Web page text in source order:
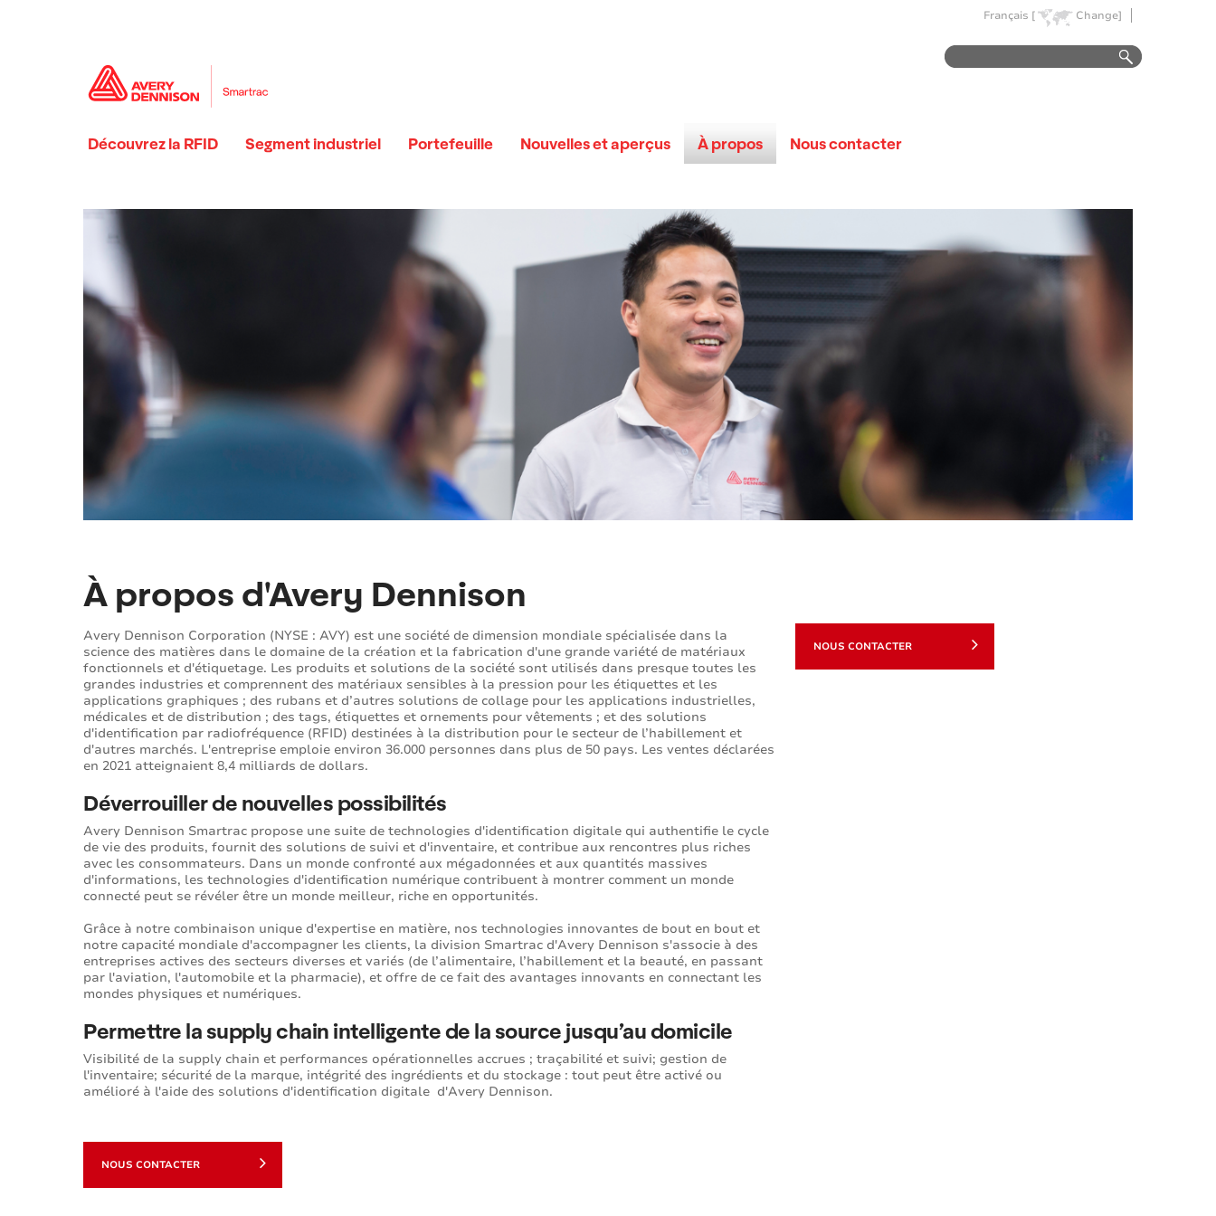
Français [ Change]
Découvrez la RFID Segment industriel Portefeuille Nouvelles et aperçus À propos Nous contacter
À propos d'Avery Dennison
Avery Dennison Corporation (NYSE : AVY) est une société de dimension mondiale spécialisée dans la
science des matières dans le domaine de la création et la fabrication d'une grande variété de matériaux
fonctionnels et d'étiquetage. Les produits et solutions de la société sont utilisés dans presque toutes les
grandes industries et comprennent des matériaux sensibles à la pression pour les étiquettes et les
applications graphiques ; des rubans et d’autres solutions de collage pour les applications industrielles,
médicales et de distribution ; des tags, étiquettes et ornements pour vêtements ; et des solutions
d'identification par radiofréquence (RFID) destinées à la distribution pour le secteur de l’habillement et
d'autres marchés. L'entreprise emploie environ 36.000 personnes dans plus de 50 pays. Les ventes déclarées
en 2021 atteignaient 8,4 milliards de dollars.
Déverrouiller de nouvelles possibilités
Avery Dennison Smartrac propose une suite de technologies d'identification digitale qui authentifie le cycle
de vie des produits, fournit des solutions de suivi et d'inventaire, et contribue aux rencontres plus riches
avec les consommateurs. Dans un monde confronté aux mégadonnées et aux quantités massives
d'informations, les technologies d'identification numérique contribuent à montrer comment un monde
connecté peut se révéler être un monde meilleur, riche en opportunités.
Grâce à notre combinaison unique d'expertise en matière, nos technologies innovantes de bout en bout et
notre capacité mondiale d'accompagner les clients, la division Smartrac d'Avery Dennison s'associe à des
entreprises actives des secteurs diverses et variés (de l’alimentaire, l’habillement et la beauté, en passant
par l'aviation, l'automobile et la pharmacie), et offre de ce fait des avantages innovants en connectant les
mondes physiques et numériques.
Permettre la supply chain intelligente de la source jusqu’au domicile
Visibilité de la supply chain et performances opérationnelles accrues ; traçabilité et suivi; gestion de
l'inventaire; sécurité de la marque, intégrité des ingrédients et du stockage : tout peut être activé ou
amélioré à l'aide des solutions d'identification digitale d'Avery Dennison.
NOUS CONTACTER
NOUS CONTACTER